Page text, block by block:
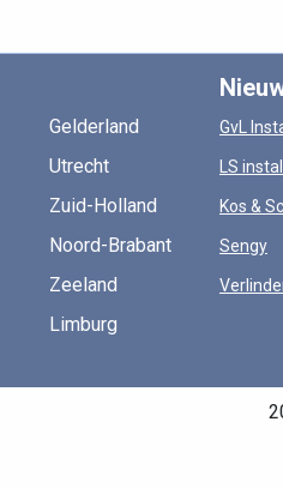
Gelderland
Utrecht
Zuid-Holland
Noord-Brabant
Zeeland
Limburg
GvL
LS
Kos &
Sengy